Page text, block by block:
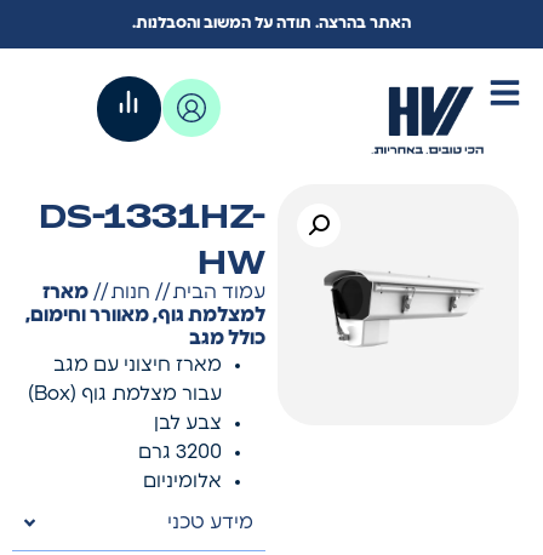
האתר בהרצה. תודה על המשוב והסבלנות.
DS-1331HZ-
HW
עמוד הבית// חנות//מארז
למצלמת גוף, מאוורר וחימום,
כולל מגב
מארז חיצוני עם מגב
עבור מצלמת גוף (Box)
צבע לבן
3200 גרם
אלומיניום
מידע טכני